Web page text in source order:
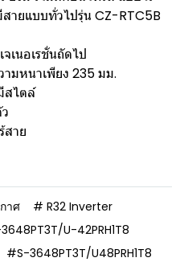
ายแบบทั่วไปรุ่น CZ-RTC5B
เนอเรชั่นถัดไป
มหนาเพียง 235 มม.
สไตล์
สาย
าศ
# R32 Inverter
U-42PRH1T8
#S-3648PT3T/U48PRH1T8